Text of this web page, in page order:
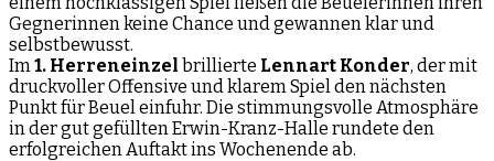
Gegnerinnen keine Chance und gewannen klar und
selbstbewusst.
Im 1. Herreneinzel brillierte Lennart Konder, der mit
druckvoller Offensive und klarem Spiel den nächsten
Punkt für Beuel einfuhr. Die stimmungsvolle Atmosphäre
in der gut gefüllten Erwin-Kranz-Halle rundete den
erfolgreichen Auftakt ins Wochenende ab.